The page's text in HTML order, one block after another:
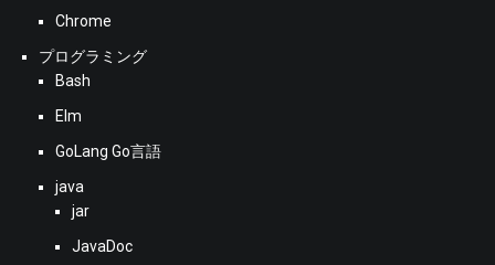
Chrome
プログラミング
Bash
Elm
GoLang Go言語
java
jar
JavaDoc